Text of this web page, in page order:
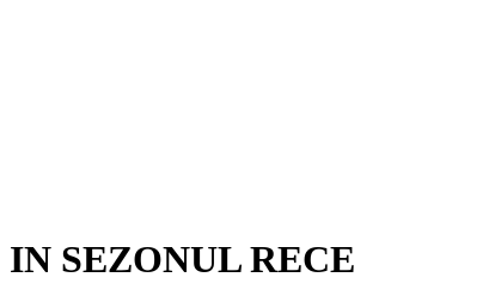
IN SEZONUL RECE